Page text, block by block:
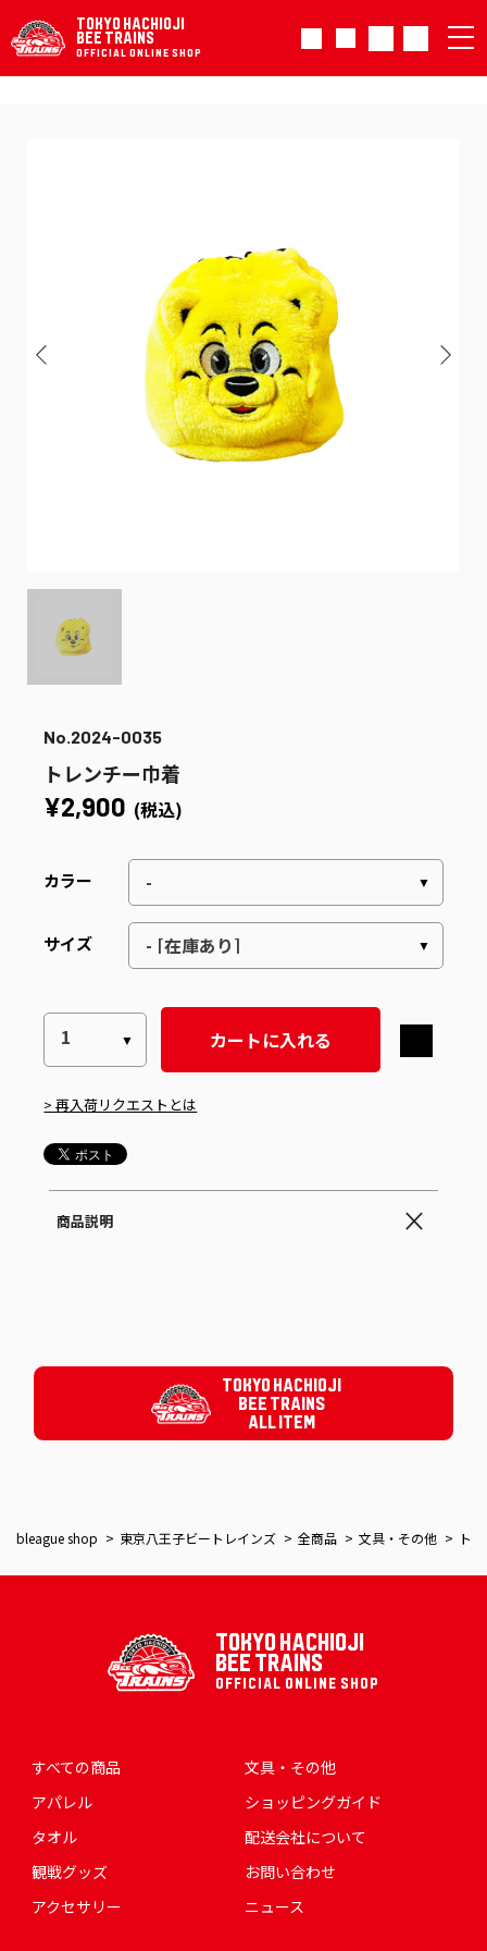
TOKYO HACHIOJI
BEE TRAINS
OFFICIAL ONLINE SHOP
No.2024-0035
トレンチー巾着
¥2,900 (税込)
カラー
サイズ
カートに入れる
> 再入荷リクエストとは
商品説明
TOKYO HACHIOJI
BEE TRAINS
ALL ITEM
bleague shop 東京八王子ビートレインズ 全商品 文具・その他 トレンチー巾着
TOKYO HACHIOJI
BEE TRAINS
OFFICIAL ONLINE SHOP
すべての商品
アパレル
タオル
観戦グッズ
アクセサリー
文具・その他
ショッピングガイド
配送会社について
お問い合わせ
ニュース